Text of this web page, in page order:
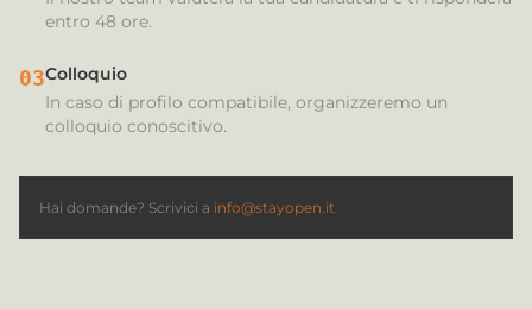
entro 48 ore.
03Colloquio
In caso di profilo compatibile, organizzeremo un
colloquio conoscitivo.
Hai domande? Scrivici a info@stayopen.it